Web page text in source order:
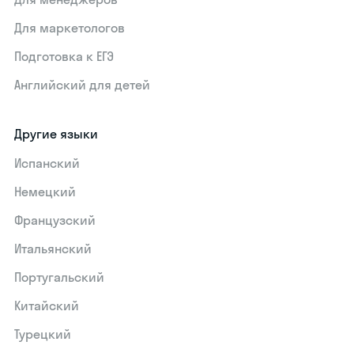
Для маркетологов
Подготовка к ЕГЭ
Английский для детей
Другие языки
Испанский
Немецкий
Французский
Итальянский
Португальский
Китайский
Турецкий